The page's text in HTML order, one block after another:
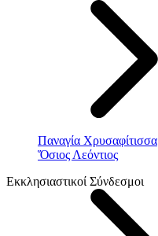
Παναγία Χρυσαφίτισσα
Ὅσιος Λεόντιος
Εκκλησιαστικοί Σύνδεσμοι